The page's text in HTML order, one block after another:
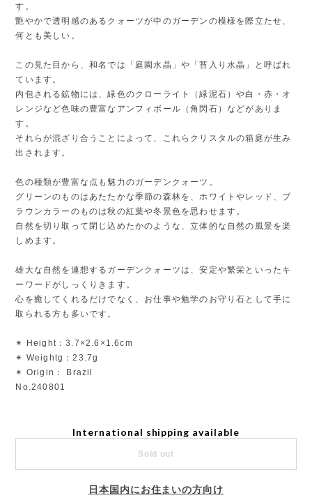
す。
艶やかで透明感のあるクォーツが中のガーデンの模様を際立たせ、
何とも美しい。
この見た目から、和名では「庭園水晶」や「苔入り水晶」と呼ばれ
ています。
内包される鉱物には、緑色のクローライト（緑泥石）や白・赤・オ
レンジなど色味の豊富なアンフィボール（角閃石）などがありま
す。
それらが混ざり合うことによって、これらクリスタルの箱庭が生み
出されます。
色の種類が豊富な点も魅力のガーデンクォーツ。
グリーンのものはあたたかな季節の森林を、ホワイトやレッド、ブ
ラウンカラーのものは秋の紅葉や冬景色を思わせます。
自然を切り取って閉じ込めたかのような、立体的な自然の風景を楽
しめます。
雄大な自然を連想するガーデンクォーツは、安定や繁栄といったキ
ーワードがしっくりきます。
心を癒してくれるだけでなく、お仕事や勉学のお守り石として手に
取られる方も多いです。
✴︎ Height：3.7×2.6×1.6cm
✴︎ Weightg：23.7g
✴︎ Origin： Brazil
No.240801
International shipping available
Sold out
日本国内にお住まいの方向け